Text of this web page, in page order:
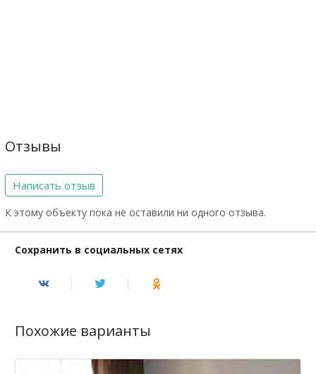
Отзывы
Написать отзыв
К этому объекту пока не оставили ни одного отзыва.
Сохранить в социальных сетях
Похожие варианты